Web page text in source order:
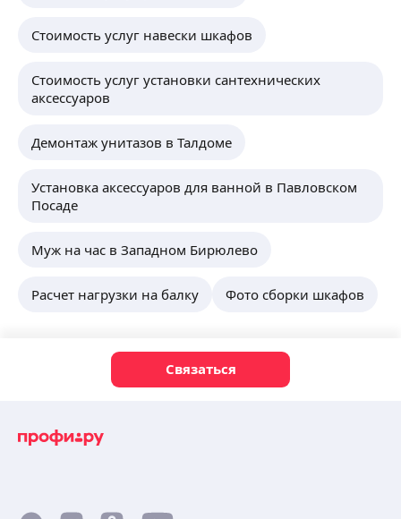
Стоимость услуг навески шкафов
Стоимость услуг установки сантехнических
аксессуаров
Демонтаж унитазов в Талдоме
Установка аксессуаров для ванной в Павловском
Посаде
Муж на час в Западном Бирюлево
Расчет нагрузки на балку Фото сборки шкафов
Связаться